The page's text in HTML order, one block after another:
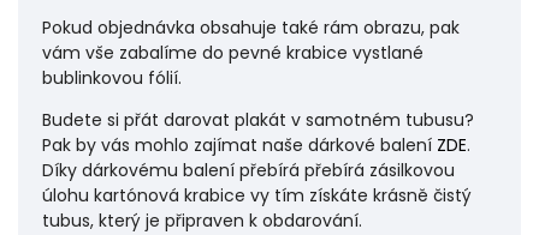
Pokud objednávka obsahuje také rám obrazu, pak
vám vše zabalíme do pevné krabice vystlané
bublinkovou fólií.
Budete si přát darovat plakát v samotném tubusu?
Pak by vás mohlo zajímat naše dárkové balení ZDE.
Díky dárkovému balení přebírá přebírá zásilkovou
úlohu kartónová krabice vy tím získáte krásně čistý
tubus, který je připraven k obdarování.